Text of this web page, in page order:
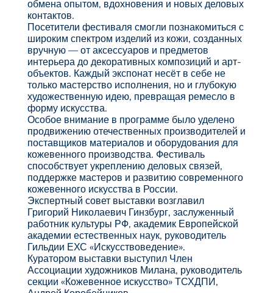
обмена опытом, вдохновения и новых деловых
контактов.
Посетители фестиваля смогли познакомиться с
широким спектром изделий из кожи, созданных
вручную — от аксессуаров и предметов
интерьера до декоративных композиций и арт-
объектов. Каждый экспонат несёт в себе не
только мастерство исполнения, но и глубокую
художественную идею, превращая ремесло в
форму искусства.
Особое внимание в программе было уделено
продвижению отечественных производителей и
поставщиков материалов и оборудования для
кожевенного производства. Фестиваль
способствует укреплению деловых связей,
поддержке мастеров и развитию современного
кожевенного искусства в России.
Экспертный совет выставки возглавил
Григорий Николаевич Гинзбург, заслуженный
работник культуры РФ, академик Европейской
академии естественных наук, руководитель
Гильдии ЕХС «Искусствоведение».
Куратором выставки выступил Член
Ассоциации художников Милана, руководитель
секции «Кожевенное искусство» ТСХДПИ,